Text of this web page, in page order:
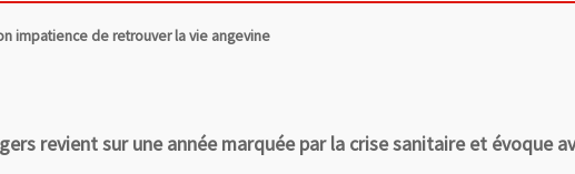
impatience de retrouver la vie angevine
revient sur une année marquée par la crise sanitaire et évoque